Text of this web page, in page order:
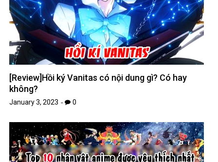
[Review]Hồi ký Vanitas có nội dung gì? Có hay
không?
January 3, 2023 0